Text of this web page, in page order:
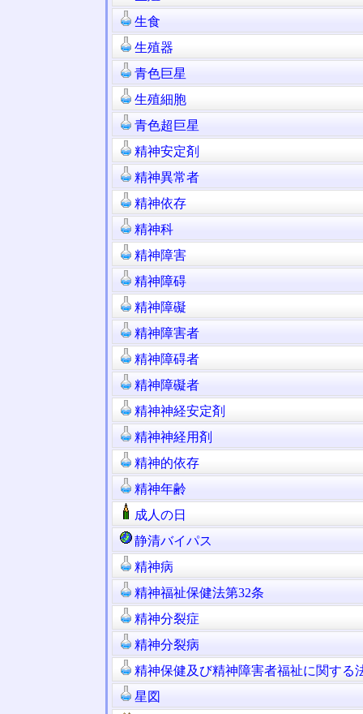
生食
生殖器
青色巨星
生殖細胞
青色超巨星
精神安定剤
精神異常者
精神依存
精神科
精神障害
精神障碍
精神障礙
精神障害者
精神障碍者
精神障礙者
精神神経安定剤
精神神経用剤
精神的依存
精神年齢
成人の日
静清バイパス
精神病
精神福祉保健法第32条
精神分裂症
精神分裂病
精神保健及び精神障害者福祉に関する
星図